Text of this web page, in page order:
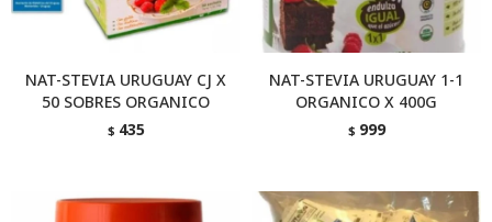
NAT-STEVIA URUGUAY CJ X
50 SOBRES ORGANICO
$ 435
NAT-STEVIA URUGUAY 1-1
ORGANICO X 400G
$ 999